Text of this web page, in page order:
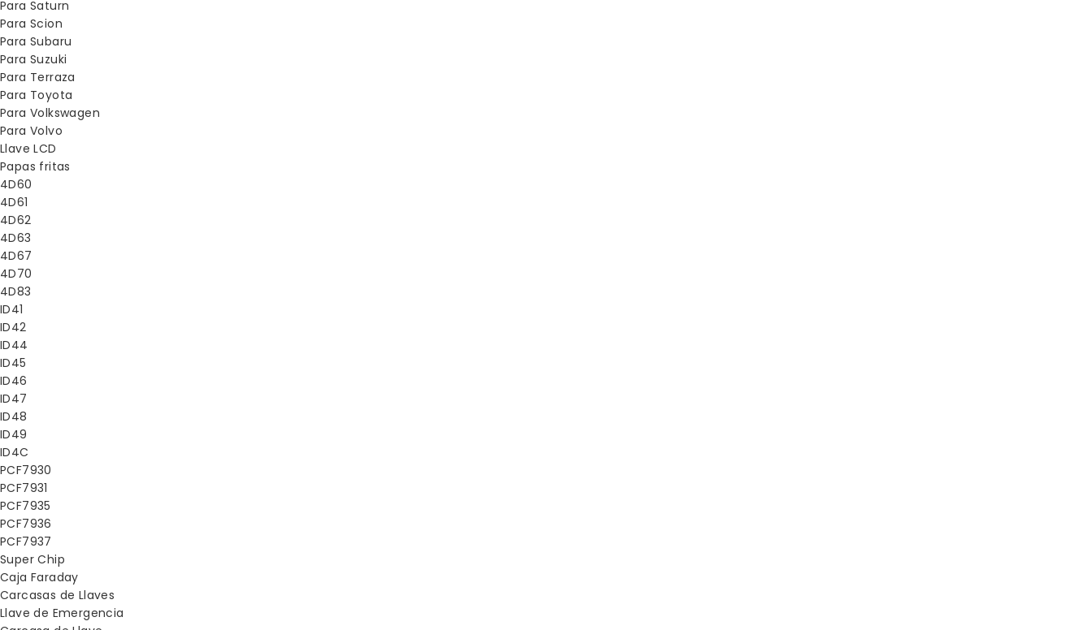
Para Saturn
Para Scion
Para Subaru
Para Suzuki
Para Terraza
Para Toyota
Para Volkswagen
Para Volvo
Llave LCD
Papas fritas
4D60
4D61
4D62
4D63
4D67
4D70
4D83
ID41
ID42
ID44
ID45
ID46
ID47
ID48
ID49
ID4C
PCF7930
PCF7931
PCF7935
PCF7936
PCF7937
Super Chip
Caja Faraday
Carcasas de Llaves
Llave de Emergencia